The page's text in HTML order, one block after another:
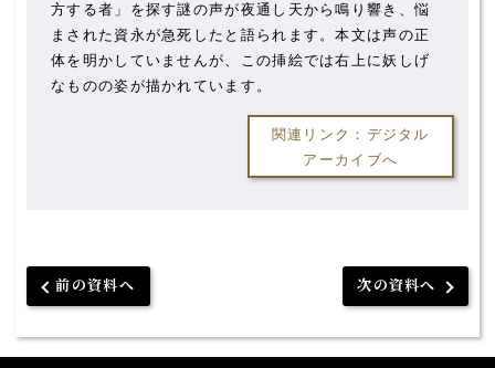
方する者」を探す謎の声が夜通し天から鳴り響き、悩
まされた資永が急死したと語られます。本文は声の正
体を明かしていませんが、この挿絵では右上に妖しげ
なものの姿が描かれています。
関連リンク：デジタル
アーカイブへ
前の資料へ 次の資料へ